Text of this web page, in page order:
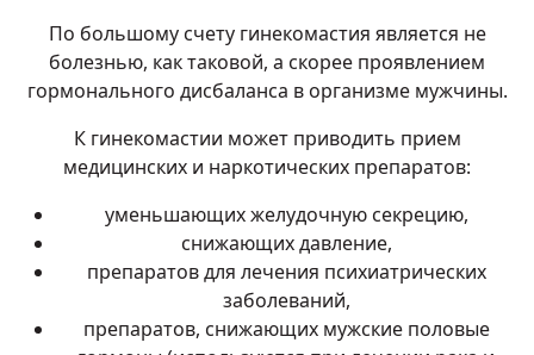
По большому счету гинекомастия является не
болезнью, как таковой, а скорее проявлением
гормонального дисбаланса в организме мужчины.
К гинекомастии может приводить прием
медицинских и наркотических препаратов:
уменьшающих желудочную секрецию,
снижающих давление,
препаратов для лечения психиатрических
заболеваний,
препаратов, снижающих мужские половые